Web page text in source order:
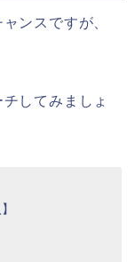
ンスですが、
してみましょ